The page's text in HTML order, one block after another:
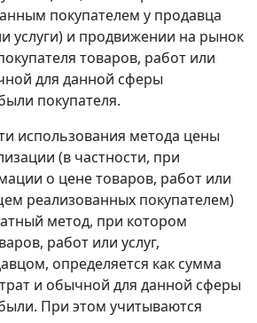
покупателем у продавца
услуги) и продвижении на рынок
товаров, работ или
для данной сферы
покупателя.
использования метода цены
(в частности, при
о цене товаров, работ или
реализованных покупателем)
метод, при котором
работ или услуг,
определяется как сумма
и обычной для данной сферы
При этом учитываются